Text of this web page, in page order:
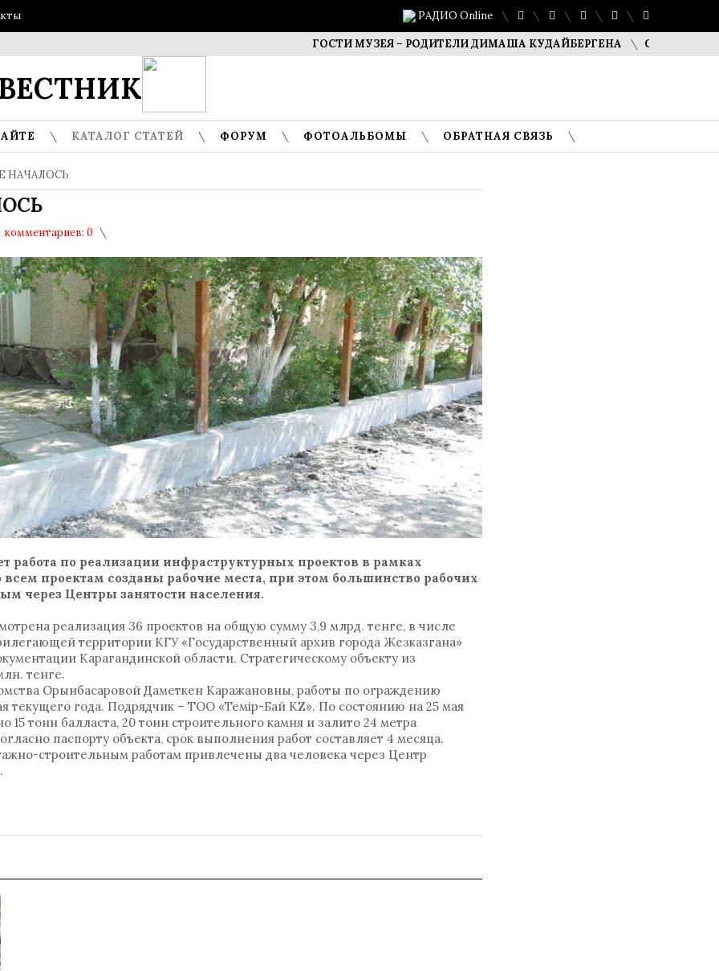
РАДИО Online
ГОСТИ МУЗЕЯ – РОДИТЕЛИ ДИМАША КУДАЙБЕРГЕНА САФУАН
КАТАЛОГ СТАТЕЙ ФОРУМ ФОТОАЛЬБОМЫ ОБРАТНАЯ СВЯЗЬ
НАЧАЛОСЬ
комментариев: 0
работа по реализации инфраструктурных проектов в рамках
проектам созданы рабочие места, при этом большинство рабочих
через Центры занятости населения.
реализация 36 проектов на общую сумму 3,9 млрд. тенге, в числе
территории КГУ «Государственный архив города Жезказгана»
Карагандинской области. Стратегическому объекту из
тенге.
Орынбасаровой Даметкен Каражановны, работы по ограждению
текущего года. Подрядчик – ТОО «Темір-Бай KZ». По состоянию на 25 мая
15 тонн балласта, 20 тонн строительного камня и залито 24 метра
паспорту объекта, срок выполнения работ составляет 4 месяца.
строительным работам привлечены два человека через Центр